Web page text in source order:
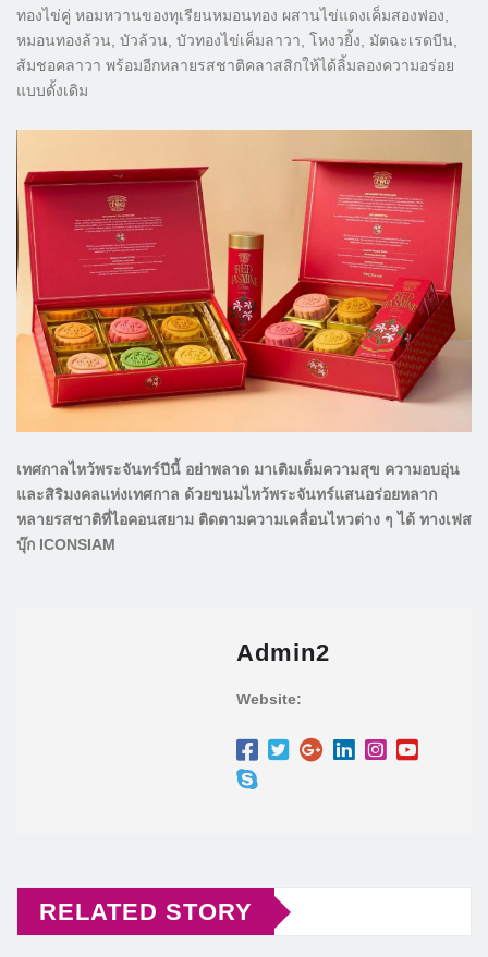
ทองไข่คู่ หอมหวานของทุเรียนหมอนทอง ผสานไข่แดงเค็มสองฟอง,
หมอนทองล้วน, บัวล้วน, บัวทองไข่เค็มลาวา, โหงวยิ้ง, มัตฉะเรดบีน,
ส้มชอคลาวา พร้อมอีกหลายรสชาติคลาสสิกให้ได้ลิ้มลองความอร่อย
แบบดั้งเดิม
เทศกาลไหว้พระจันทร์ปีนี้ อย่าพลาด มาเติมเต็มความสุข ความอบอุ่น
และสิริมงคลแห่งเทศกาล ด้วยขนมไหว้พระจันทร์แสนอร่อยหลาก
หลายรสชาติที่ไอคอนสยาม ติดตามความเคลื่อนไหวต่าง ๆ ได้ ทางเฟส
บุ๊ก ICONSIAM
Admin2
Website:
RELATED STORY